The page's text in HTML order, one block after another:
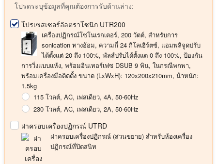
โปรดระบุข้อมูลที่คุณต้องการรับด้านล่าง:
โปรเซสเซอร์อัลตราโซนิก UTR200
เครื่องปฏิกรณ์โซโนเรกเตอร์, 200 วัตต์, สําหรับการ
sonication ทางอ้อม, ความถี่ 24 กิโลเฮิร์ตซ์, แอมพลิจูดปรับ
ได้ตั้งแต่ 20 ถึง 100%, พัลส์ปรับได้ตั้งแต่ 0 ถึง 100%, ป้องกัน
การวิ่งแบบแห้ง, พร้อมอินเทอร์เฟซ DSUB 9 พิน, ในกรณีพกพา,
พร้อมเครื่องมือติดตั้ง ขนาด (LxWxH): 120x200x210mm, น้ําหนัก:
1.5kg
115 โวลต์, AC, เฟสเดียว, 4A, 50-60Hz
230 โวลต์, AC, เฟสเดียว, 2A, 50-60Hz
ฝาครอบเครื่องปฏิกรณ์ UTRD
ฝาครอบเครื่องปฏิกรณ์ (ส่วนขยาย) สําหรับห้องเครื่อง
ปฏิกรณ์ที่ปิดสนิท